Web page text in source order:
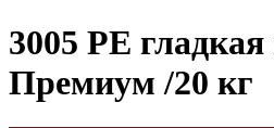
3005 PE
Премиум /20 кг